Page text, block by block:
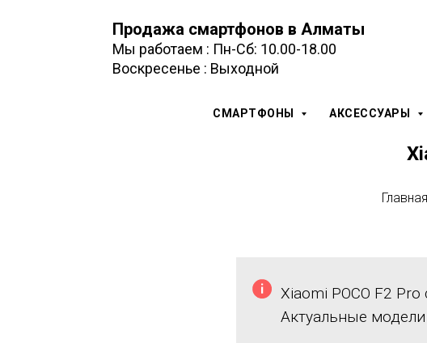
Продажа смартфонов в Алматы
Мы работаем : Пн-Сб: 10.00-18.00
Воскресенье : Выходной
СМАРТФОНЫ АКСЕССУАРЫ
Главная
Xiaomi POCO F2
Актуальные